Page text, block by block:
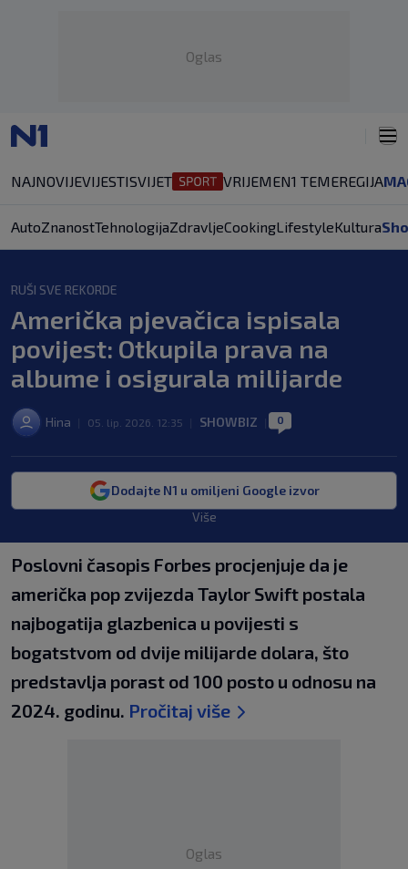
Oglas
NAJNOVIJEVIJESTISVIJET VRIJEMEN1 TEMEREGIJA
AutoZnanostTehnologijaZdravljeCookingLifestyleKultura
RUŠI SVE REKORDE
Američka pjevačica ispisala
povijest: Otkupila prava na
albume i osigurala milijarde
Hina 05. lip. 2026. 12:35 SHOWBIZ 0
Dodajte N1 u omiljeni Google izvor
Više
Poslovni časopis Forbes procjenjuje da je
američka pop zvijezda Taylor Swift postala
najbogatija glazbenica u povijesti s
bogatstvom od dvije milijarde dolara, što
predstavlja porast od 100 posto u odnosu na
2024. godinu. Pročitaj više
Oglas